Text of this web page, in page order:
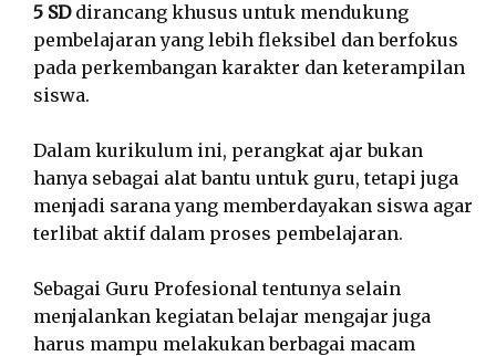
5 SDdirancang khusus untuk mendukung
pembelajaran yang lebih fleksibel dan berfokus
pada perkembangan karakter dan keterampilan
siswa.
Dalam kurikulum ini, perangkat ajar bukan
hanya sebagai alat bantu untuk guru, tetapi juga
menjadi sarana yang memberdayakan siswa agar
terlibat aktif dalam proses pembelajaran.
Sebagai Guru Profesional tentunya selain
menjalankan kegiatan belajar mengajar juga
harus mampu melakukan berbagai macam